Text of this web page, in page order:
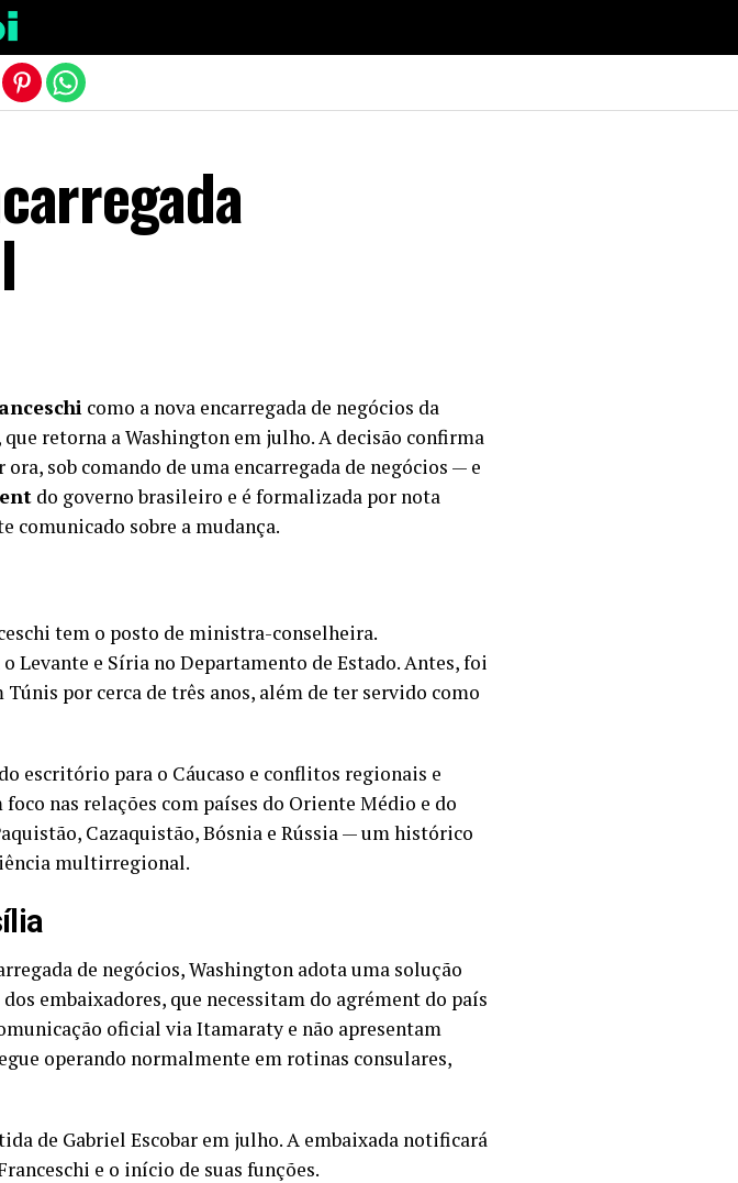
como a nova encarregada de negócios da
que retorna a Washington em julho. A decisão confirma
sob comando de uma encarregada de negócios — e
do governo brasileiro e é formalizada por nota
comunicado sobre a mudança.
tem o posto de ministra-conselheira.
Levante e Síria no Departamento de Estado. Antes, foi
por cerca de três anos, além de ter servido como
escritório para o Cáucaso e conflitos regionais e
nas relações com países do Oriente Médio e do
Cazaquistão, Bósnia e Rússia — um histórico
multirregional.
de negócios, Washington adota uma solução
embaixadores, que necessitam do agrément do país
oficial via Itamaraty e não apresentam
operando normalmente em rotinas consulares,
de Gabriel Escobar em julho. A embaixada notificará
e o início de suas funções.
mobile